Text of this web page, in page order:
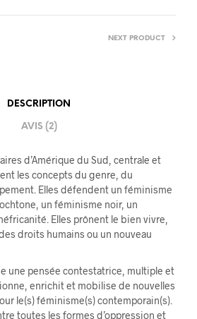
NEXT PRODUCT
DESCRIPTION
AVIS (2)
d’Amérique du Sud, centrale et
les concepts du genre, du
Elles défendent un féminisme
un féminisme noir, un
Elles prônent le bien vivre,
droits humains ou un nouveau
une pensée contestatrice, multiple et
enrichit et mobilise de nouvelles
le(s) féminisme(s) contemporain(s).
toutes les formes d’oppression et